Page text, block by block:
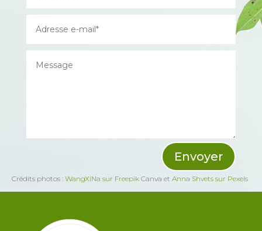
Envoyer
Crédits photos : WangXiNa sur Freepik Canva et Anna Shvets sur Pexels